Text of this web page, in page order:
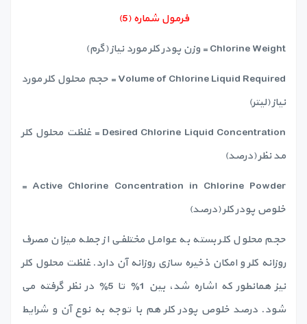
فرمول شماره (5)
Chlorine Weight = وزن پودر کلر مورد نیاز (گرم)
Volume of Chlorine Liquid Required = حجم محلول کلر مورد
نیاز (لیتر)
Desired Chlorine Liquid Concentration = غلظت محلول کلر
مد نظر (درصد)
Active Chlorine Concentration in Chlorine Powder =
خلوص پودر کلر (درصد)
حجم محلول کلر بسته به عوامل مختلفی از جمله میزان مصرف
روزانه کلر و امکان ذخیره سازی روزانه آن دارد. غلظت محلول کلر
نیز همانطور که اشاره شد، بین 1٪ تا 5٪ در نظر گرفته می
شود. درصد خلوص پودر کلر هم با توجه به نوع آن و شرایط